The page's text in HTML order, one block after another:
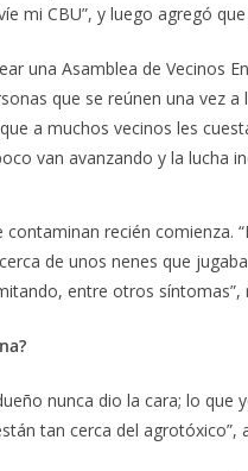
mi CBU”, y luego agregó
una Asamblea de Vecinos
que se reúnen una vez
a muchos vecinos les
van avanzando y la lucha
recién comienza.
de unos nenes que
entre otros síntomas”,
nunca dio la cara; lo que
tan cerca del agrotóxico”,